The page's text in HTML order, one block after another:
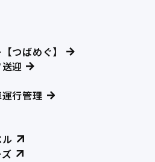
つばめぐ】
迎
行管理